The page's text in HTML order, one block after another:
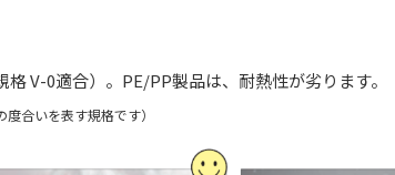
V-0適合）。PE/PP製品は、耐熱性が劣ります。
合いを表す規格です）